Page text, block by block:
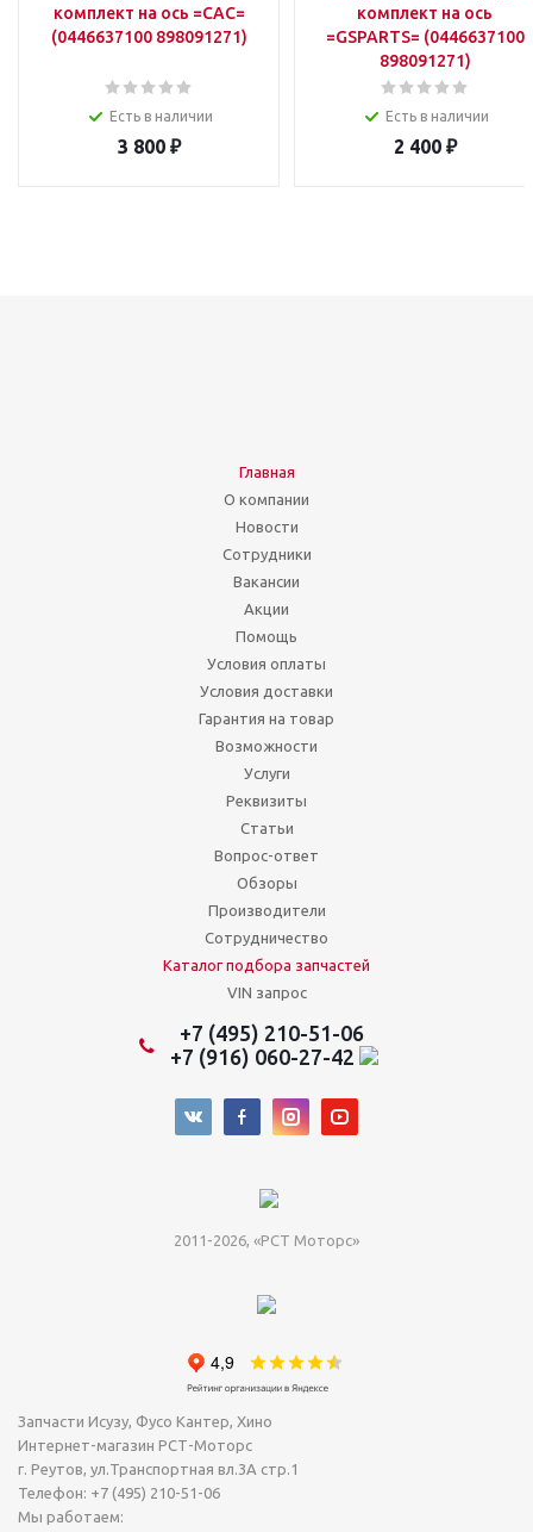
комплект на ось =CAC=
(0446637100 898091271)
Есть в наличии
3 800₽
комплект на ось
=GSPARTS= (0446637100
898091271)
Есть в наличии
2 400₽
Главная
О компании
Новости
Сотрудники
Вакансии
Акции
Помощь
Условия оплаты
Условия доставки
Гарантия на товар
Возможности
Услуги
Реквизиты
Статьи
Вопрос-ответ
Обзоры
Производители
Сотрудничество
Каталог подбора запчастей
VIN запрос
+7 (495) 210-51-06
+7 (916) 060-27-42
2011-2026, «РСТ Моторс»
Запчасти Исузу, Фусо Кантер, Хино
Интернет-магазин РСТ-Моторс
г. Реутов, ул.Транспортная вл.3А стр.1
Телефон: +7 (495) 210-51-06
Мы работаем: